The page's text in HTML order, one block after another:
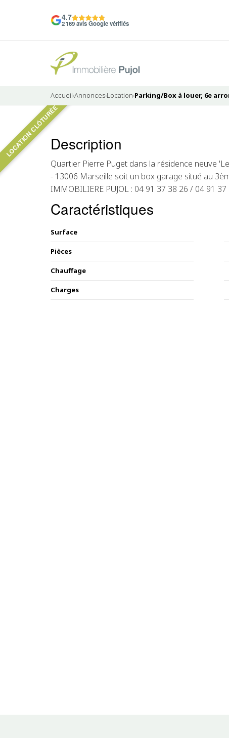
4.7
2 169 avis Google vérifiés
Accueil›Annonces›Location›Parking/Box à louer, 6e
LOCATION CLÔTURÉE LOUÉ
Description
Quartier Pierre Puget dans la résidence neuve
- 13006 Marseille soit un box garage situé au
IMMOBILIERE PUJOL : 04 91 37 38 26 / 04 91 37
Caractéristiques
Surface
Pièces
Chauffage
Charges